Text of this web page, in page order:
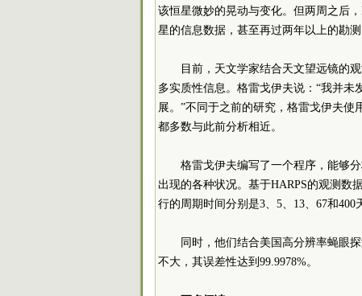
该恒星微妙的晃动与变化。但两周之后
星的信息数据，甚至再过两年以上的勘
目前，天文学家结合天文望远镜的
多实质性信息。格雷戈伊夫说：“我并
展。”不同于之前的研究，格雷戈伊夫
都多数与此前分析相近。
格雷戈伊夫编写了一个程序，能够
出现的各种状况。基于HARPS的观测数
行的周期时间分别是3、5、13、67和400
同时，他们结合美国高分辨率蝇眼
不大，其误差性达到99.9978%。